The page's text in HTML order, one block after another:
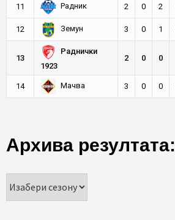
11 Радник 2 0 2
12 Земун 3 0 1
13
Раднички
1923
2 0 0
14 Мачва 3 0 0
Архива резултата: